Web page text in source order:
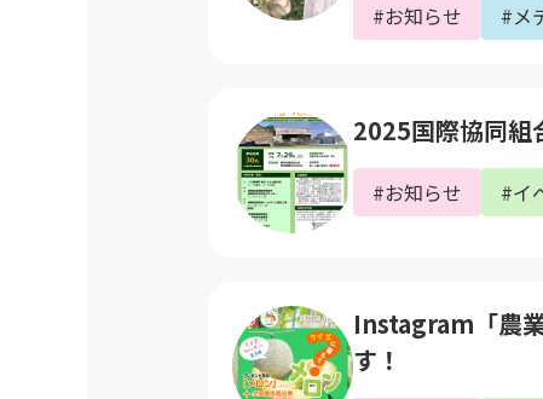
#お知らせ #メ
2025国際協同組
#お知らせ #イ
Instagram「農
す！